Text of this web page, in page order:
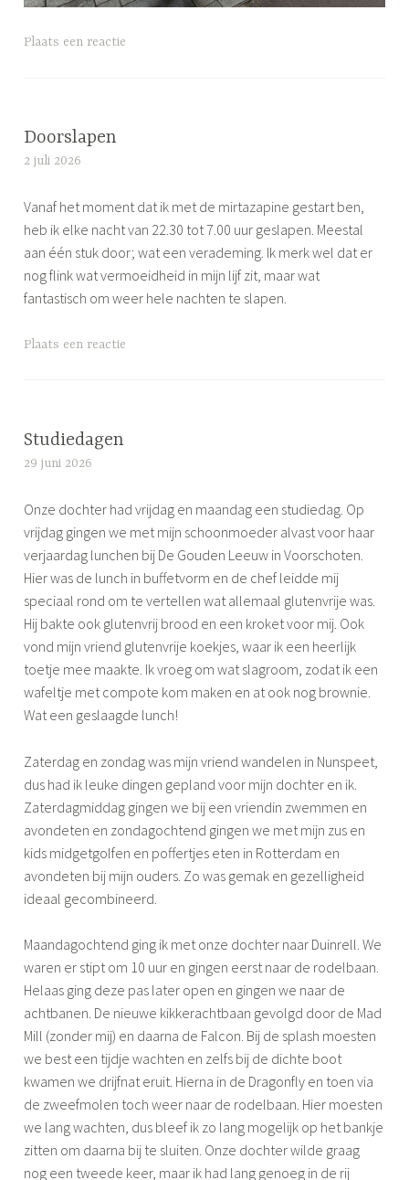
G
g
g
d
d
a
g
j
u
Plaats een reactie
Doorslapen
2 juli 2026
m
o
n
e
Vanaf het moment dat ik met de mirtazapine gestart ben,
heb ik elke nacht van 22.30 tot 7.00 uur geslapen. Meestal
aan één stuk door; wat een verademing. Ik merk wel dat er
nog flink wat vermoeidheid in mijn lijf zit, maar wat
fantastisch om weer hele nachten te slapen.
G
g
g
d
s
l
a
a
p
p
r
o
b
e
e
m
Plaats een reactie
Studiedagen
29 juni 2026
m
o
n
e
Onze dochter had vrijdag en maandag een studiedag. Op
vrijdag gingen we met mijn schoonmoeder alvast voor haar
verjaardag lunchen bij De Gouden Leeuw in Voorschoten.
Hier was de lunch in buffetvorm en de chef leidde mij
speciaal rond om te vertellen wat allemaal glutenvrije was.
Hij bakte ook glutenvrij brood en een kroket voor mij. Ook
vond mijn vriend glutenvrije koekjes, waar ik een heerlijk
toetje mee maakte. Ik vroeg om wat slagroom, zodat ik een
wafeltje met compote kom maken en at ook nog brownie.
Wat een geslaagde lunch!
Zaterdag en zondag was mijn vriend wandelen in Nunspeet,
dus had ik leuke dingen gepland voor mijn dochter en ik.
Zaterdagmiddag gingen we bij een vriendin zwemmen en
avondeten en zondagochtend gingen we met mijn zus en
kids midgetgolfen en poffertjes eten in Rotterdam en
avondeten bij mijn ouders. Zo was gemak en gezelligheid
ideaal gecombineerd.
Maandagochtend ging ik met onze dochter naar Duinrell. We
waren er stipt om 10 uur en gingen eerst naar de rodelbaan.
Helaas ging deze pas later open en gingen we naar de
achtbanen. De nieuwe kikkerachtbaan gevolgd door de Mad
Mill (zonder mij) en daarna de Falcon. Bij de splash moesten
we best een tijdje wachten en zelfs bij de dichte boot
kwamen we drijfnat eruit. Hierna in de Dragonfly en toen via
de zweefmolen toch weer naar de rodelbaan. Hier moesten
we lang wachten, dus bleef ik zo lang mogelijk op het bankje
zitten om daarna bij te sluiten. Onze dochter wilde graag
nog een tweede keer, maar ik had lang genoeg in de rij